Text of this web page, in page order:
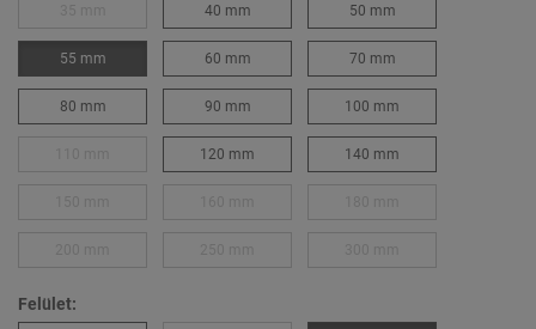
40 mm 50 mm
55 mm 60 mm 70 mm
80 mm 90 mm 100 mm
120 mm 140 mm
Felület: